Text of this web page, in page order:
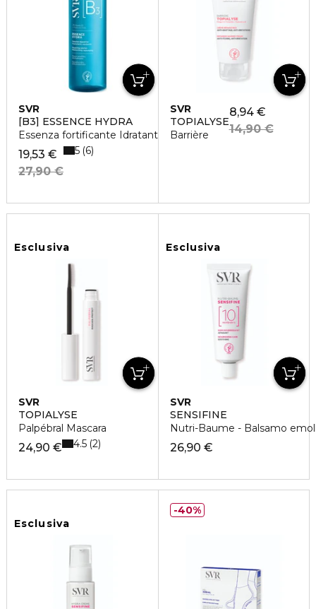
SVR
[B3] ESSENCE HYDRA
Essenza fortificante Idratante, ripolpante
19,53 €
27,90 €
5 6
SVR
TOPIALYSE
Barrière
8,94 €
14,90 €
Esclusiva
SVR
TOPIALYSE
Palpébral Mascara
24,90 € 4.5 2
Esclusiva
SVR
SENSIFINE
Nutri-Baume - Balsamo
26,90 €
Esclusiva
40%